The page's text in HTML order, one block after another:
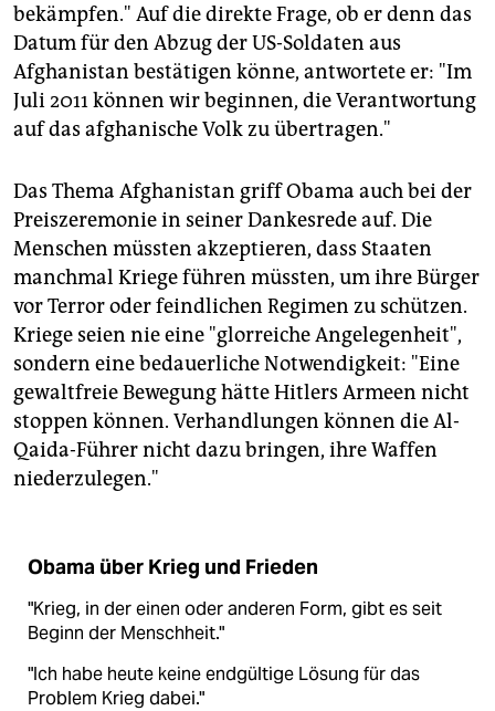
bekämpfen." Auf die direkte Frage, ob er denn das
Datum für den Abzug der US-Soldaten aus
Afghanistan bestätigen könne, antwortete er: "Im
Juli 2011 können wir beginnen, die Verantwortung
auf das afghanische Volk zu übertragen."
Das Thema Afghanistan griff Obama auch bei der
Preiszeremonie in seiner Dankesrede auf. Die
Menschen müssten akzeptieren, dass Staaten
manchmal Kriege führen müssten, um ihre Bürger
vor Terror oder feindlichen Regimen zu schützen.
Kriege seien nie eine "glorreiche Angelegenheit",
sondern eine bedauerliche Notwendigkeit: "Eine
gewaltfreie Bewegung hätte Hitlers Armeen nicht
stoppen können. Verhandlungen können die Al-
Qaida-Führer nicht dazu bringen, ihre Waffen
niederzulegen."
Obama über Krieg und Frieden
"Krieg, in der einen oder anderen Form, gibt es seit
Beginn der Menschheit."
"Ich habe heute keine endgültige Lösung für das
Problem Krieg dabei."